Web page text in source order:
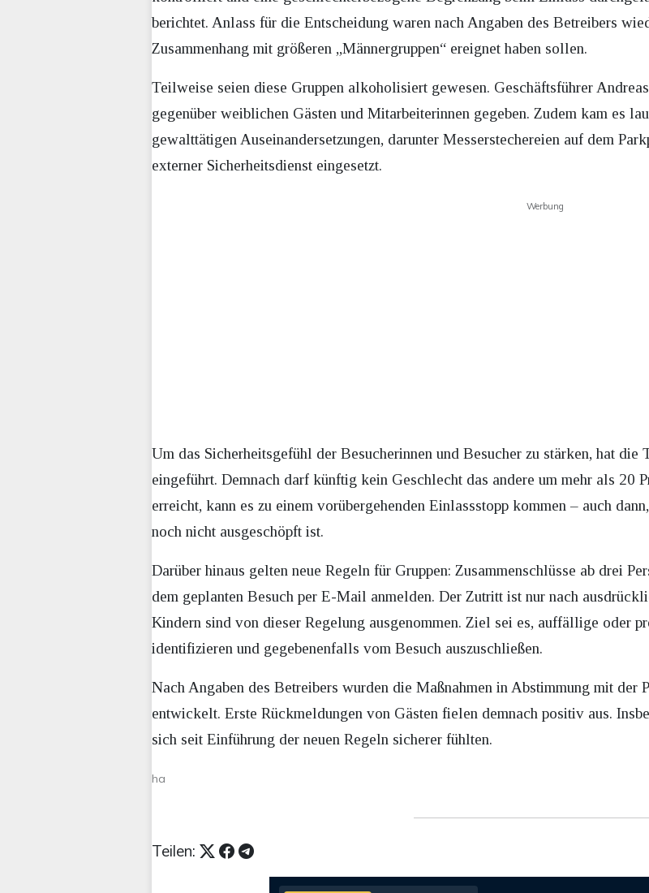
berichtet. Anlass für die Entscheidung waren nach Angaben des Betreibers
Zusammenhang mit größeren „Männergruppen“ ereignet haben sollen.
Teilweise seien diese Gruppen alkoholisiert gewesen. Geschäftsführer
gegenüber weiblichen Gästen und Mitarbeiterinnen gegeben. Zudem kam es
gewalttätigen Auseinandersetzungen, darunter Messerstechereien auf dem
externer Sicherheitsdienst eingesetzt.
Werbung
Um das Sicherheitsgefühl der Besucherinnen und Besucher zu stärken, hat die
eingeführt. Demnach darf künftig kein Geschlecht das andere um mehr als 20
erreicht, kann es zu einem vorübergehenden Einlassstopp kommen – auch
noch nicht ausgeschöpft ist.
Darüber hinaus gelten neue Regeln für Gruppen: Zusammenschlüsse ab drei
dem geplanten Besuch per E-Mail anmelden. Der Zutritt ist nur nach
Kindern sind von dieser Regelung ausgenommen. Ziel sei es, auffällige oder
identifizieren und gegebenenfalls vom Besuch auszuschließen.
Nach Angaben des Betreibers wurden die Maßnahmen in Abstimmung mit der
entwickelt. Erste Rückmeldungen von Gästen fielen demnach positiv aus.
sich seit Einführung der neuen Regeln sicherer fühlten.
ha
Teilen: